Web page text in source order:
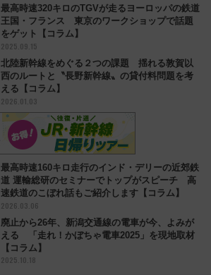
最高時速320キロのTGVが走るヨーロッパの鉄道
王国・フランス 東京のワークショップで話題
をゲット【コラム】
2025.09.15
北陸新幹線をめぐる２つの課題 揺れる敦賀以
西のルートと〝長野新幹線〟の貸付料問題を考
える【コラム】
2026.01.03
最高時速160キロ走行のインド・デリーの近郊鉄
道 運輸総研のセミナーでトップがスピーチ 高
速鉄道のこぼれ話もご紹介します【コラム】
2026.03.06
廃止から26年、新潟交通線の電車が今、よみが
える 「走れ！かぼちゃ電車2025」を現地取材
【コラム】
2025.10.18